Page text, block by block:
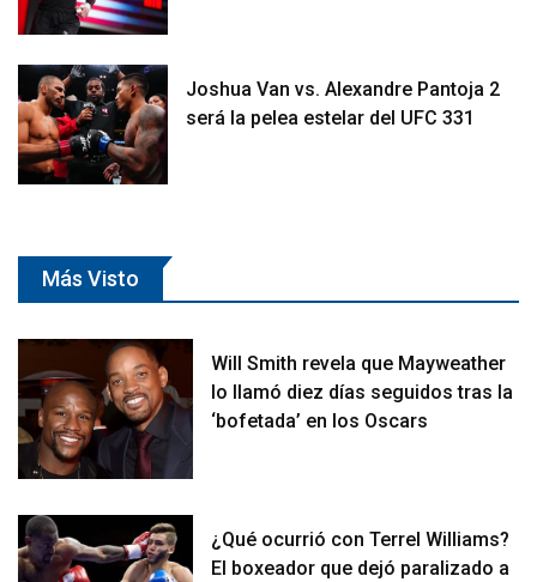
Joshua Van vs. Alexandre Pantoja 2
será la pelea estelar del UFC 331
Más Visto
Will Smith revela que Mayweather
lo llamó diez días seguidos tras la
‘bofetada’ en los Oscars
¿Qué ocurrió con Terrel Williams?
El boxeador que dejó paralizado a